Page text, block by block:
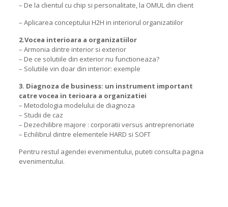
– De la clientul cu chip si personalitate, la OMUL din client
– Aplicarea conceptului H2H in interiorul organizatiilor
2.Vocea interioara a organizatiilor
– Armonia dintre interior si exterior
– De ce solutiile din exterior nu functioneaza?
– Solutiile vin doar din interior: exemple
3. Diagnoza de business: un instrument important
catre vocea in terioara a organizatiei
– Metodologia modelului de diagnoza
– Studii de caz
– Dezechilibre majore : corporatii versus antreprenoriate
– Echilibrul dintre elementele HARD si SOFT
Pentru restul agendei evenimentului, puteti consulta pagina
evenimentului.